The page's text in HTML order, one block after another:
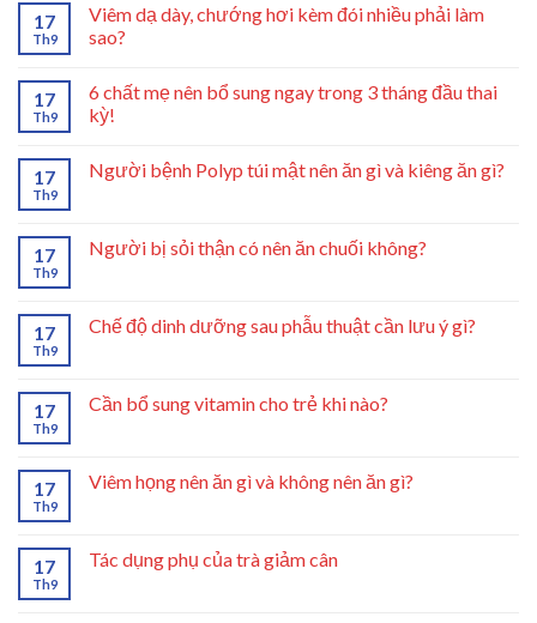
17
Th9
Viêm dạ dày, chướng hơi kèm đói nhiều phải làm
sao?
17
Th9
6 chất mẹ nên bổ sung ngay trong 3 tháng đầu thai
kỳ!
17
Th9
Người bệnh Polyp túi mật nên ăn gì và kiêng ăn gì?
17
Th9
Người bị sỏi thận có nên ăn chuối không?
17
Th9
Chế độ dinh dưỡng sau phẫu thuật cần lưu ý gì?
17
Th9
Cần bổ sung vitamin cho trẻ khi nào?
17
Th9
Viêm họng nên ăn gì và không nên ăn gì?
17
Th9
Tác dụng phụ của trà giảm cân